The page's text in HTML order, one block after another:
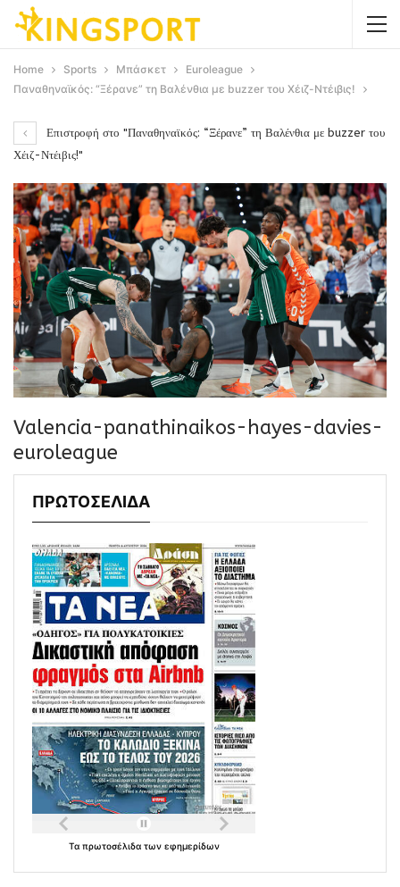
Home Sports Μπάσκετ
Euroleague
Παναθηναϊκός: “Ξέρανε” τη Βαλένθια με buzzer του Χέιζ-Ντέιβις!
Επιστροφή στο "Παναθηναϊκός: “Ξέρανε” τη Βαλένθια με buzzer του
Χέιζ-Ντέιβις!"
Valencia-panathinaikos-hayes-davies-
euroleague
ΠΡΩΤΟΣΕΛΙΔΑ
Τα πρωτοσέλιδα των εφημερίδων